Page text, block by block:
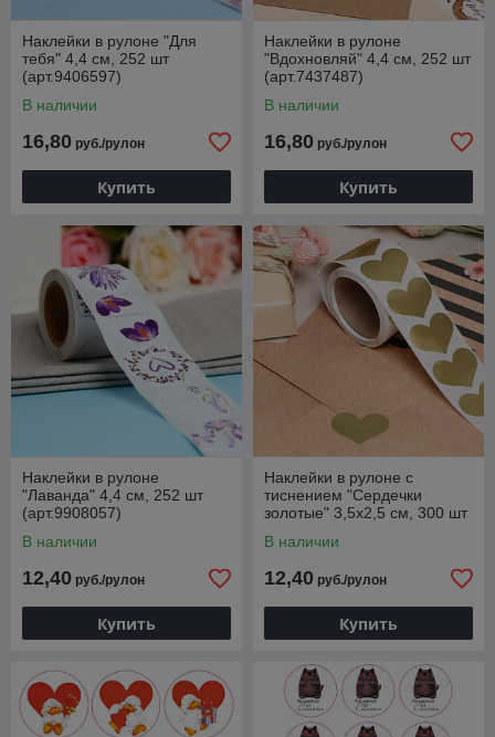
Наклейки в рулоне "Для
тебя" 4,4 см, 252 шт
(арт.9406597)
В наличии
16,80 руб./рулон
Купить
Наклейки в рулоне
"Вдохновляй" 4,4 см, 252 шт
(арт.7437487)
В наличии
16,80 руб./рулон
Купить
Наклейки в рулоне
"Лаванда" 4,4 см, 252 шт
(арт.9908057)
В наличии
12,40 руб./рулон
Купить
Наклейки в рулоне с
тиснением "Сердечки
золотые" 3,5х2,5 см, 300 шт
В наличии
12,40 руб./рулон
Купить